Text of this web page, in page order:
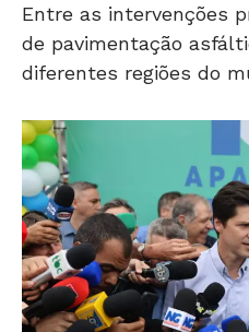
Entre as intervenções
de pavimentação
diferentes regiões do